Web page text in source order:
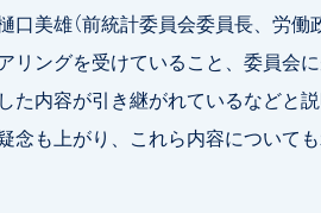
口美雄（前統計委員会委員長、労働
リングを受けていること、委員会
た内容が引き継がれているなどと
念も上がり、これら内容について